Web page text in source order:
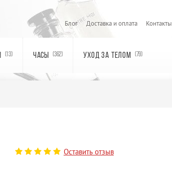
Блог Доставка и оплата Контакты
(13) ЧАСЫ (362) УХОД ЗА ТЕЛОМ (79)
Оставить отзыв